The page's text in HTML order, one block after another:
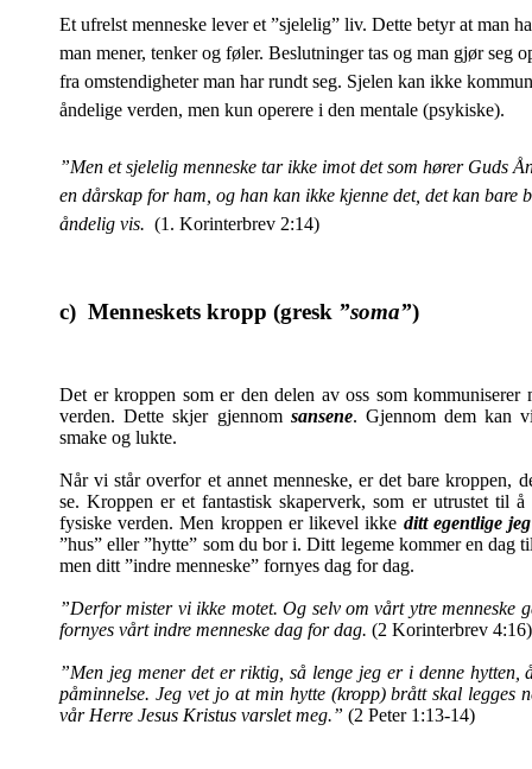
Et ufrelst menneske lever et ”sjelelig” liv. Dette betyr at man
man mener, tenker og føler. Beslutninger tas og man gjør seg
fra omstendigheter man har rundt seg. Sjelen kan ikke
åndelige verden, men kun operere i den mentale (psykiske).
”Men et sjelelig menneske tar ikke imot det som hører Guds
en dårskap for ham, og han kan ikke kjenne det, det kan bare
åndelig vis. (1. Korinterbrev 2:14)
c) Menneskets kropp (gresk ”soma”)
Det er kroppen som er den delen av oss som kommuniserer
verden. Dette skjer gjennom sansene. Gjennom dem kan
smake og lukte.
Når vi står overfor et annet menneske, er det bare kroppen,
se. Kroppen er et fantastisk skaperverk, som er utrustet til
fysiske verden. Men kroppen er likevel ikke ditt egentlige jeg
”hus” eller ”hytte” som du bor i. Ditt legeme kommer en dag
men ditt ”indre menneske” fornyes dag for dag.
”Derfor mister vi ikke motet. Og selv om vårt ytre menneske
fornyes vårt indre menneske dag for dag. (2 Korinterbrev 4:16)
”Men jeg mener det er riktig, så lenge jeg er i denne hytten,
påminnelse. Jeg vet jo at min hytte (kropp) brått skal legges
vår Herre Jesus Kristus varslet meg.” (2 Peter 1:13-14)